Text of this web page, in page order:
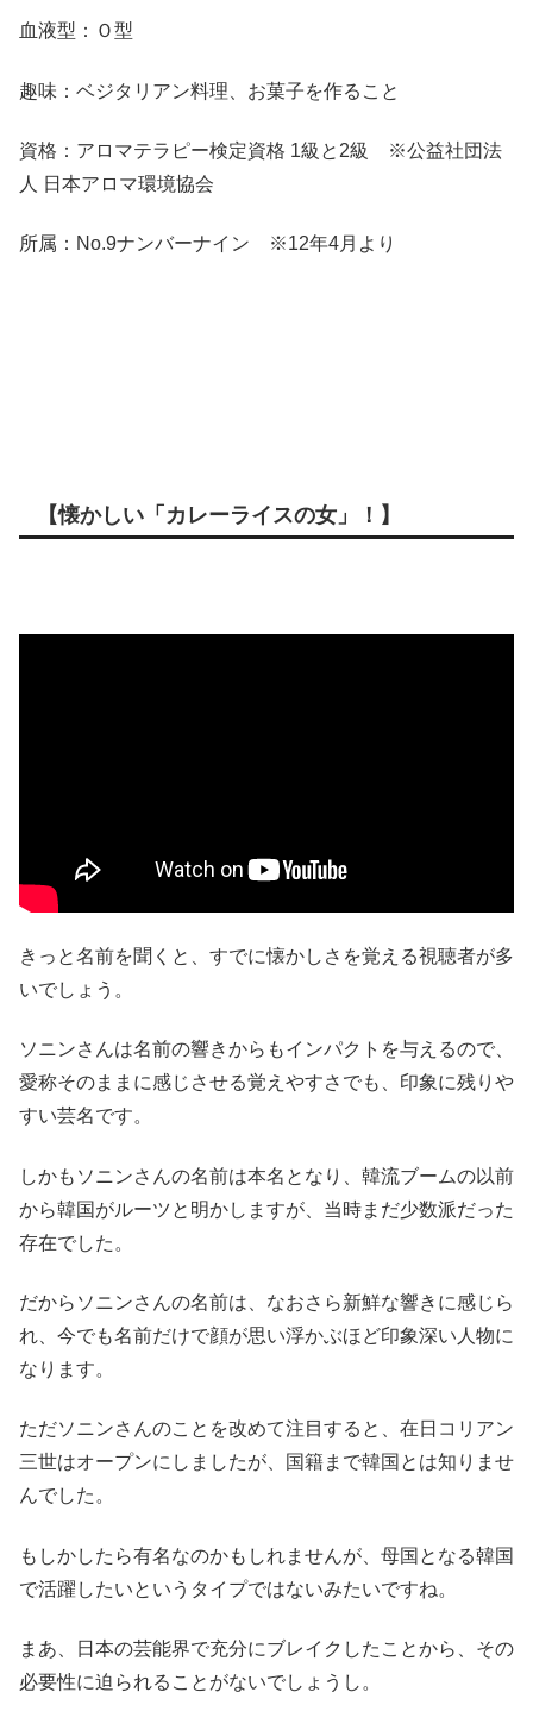
血液型：Ｏ型
趣味：ベジタリアン料理、お菓子を作ること
資格：アロマテラピー検定資格 1級と2級 ※公益社団法
人 日本アロマ環境協会
所属：No.9ナンバーナイン ※12年4月より
【懐かしい「カレーライスの女」！】
きっと名前を聞くと、すでに懐かしさを覚える視聴者が多
いでしょう。
ソニンさんは名前の響きからもインパクトを与えるので、
愛称そのままに感じさせる覚えやすさでも、印象に残りや
すい芸名です。
しかもソニンさんの名前は本名となり、韓流ブームの以前
から韓国がルーツと明かしますが、当時まだ少数派だった
存在でした。
だからソニンさんの名前は、なおさら新鮮な響きに感じら
れ、今でも名前だけで顔が思い浮かぶほど印象深い人物に
なります。
ただソニンさんのことを改めて注目すると、在日コリアン
三世はオープンにしましたが、国籍まで韓国とは知りませ
んでした。
もしかしたら有名なのかもしれませんが、母国となる韓国
で活躍したいというタイプではないみたいですね。
まあ、日本の芸能界で充分にブレイクしたことから、その
必要性に迫られることがないでしょうし。